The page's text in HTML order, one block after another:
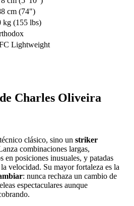
cm (74")
kg (155 lbs)
Lightweight
Charles Oliveira
clásico, sino un striker
combinaciones largas,
en posiciones inusuales, y patadas
velocidad. Su mayor fortaleza es la
: nunca rechaza un cambio de
espectaculares aunque